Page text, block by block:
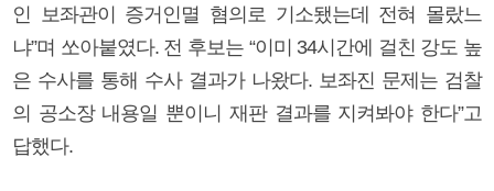
인 보좌관이 증거인멸 혐의로 기소됐는데 전혀 몰랐느
냐”며 쏘아붙였다. 전 후보는 “이미 34시간에 걸친 강도 높
은 수사를 통해 수사 결과가 나왔다. 보좌진 문제는 검찰
의 공소장 내용일 뿐이니 재판 결과를 지켜봐야 한다”고
답했다.